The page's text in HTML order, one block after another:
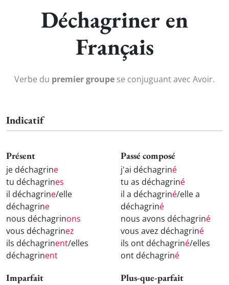
Déchagriner en
Français
Verbe du premier groupe se conjuguant avec Avoir.
Indicatif
Présent
je déchagrine
tu déchagrines
il déchagrine/elle
déchagrine
nous déchagrinons
vous déchagrinez
ils déchagrinent/elles
déchagrinent
Passé composé
j'ai déchagriné
tu as déchagriné
il a déchagriné/elle a
déchagriné
nous avons déchagriné
vous avez déchagriné
ils ont déchagriné/elles
ont déchagriné
Imparfait Plus-que-parfait